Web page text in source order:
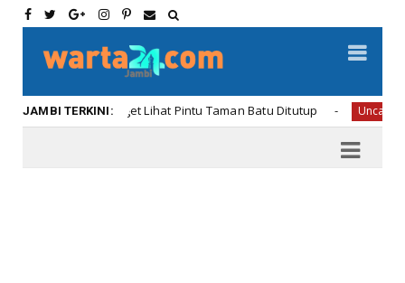
JAMBI TERKINI:
Oneng Kaget Lihat Pintu Taman Batu Ditutup Uncategorized